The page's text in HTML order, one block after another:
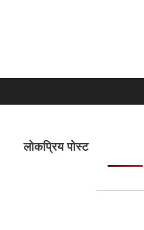
लोकप्रिय पोस्ट